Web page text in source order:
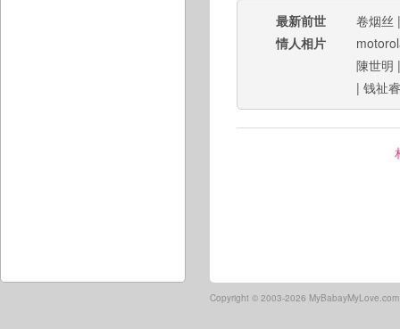
最新前世
情人相片
卷烟丝
陳世明
| 钱祉睿
Copyright © 2003-2026